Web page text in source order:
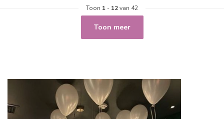
Toon 1 - 12van 42
Toon meer